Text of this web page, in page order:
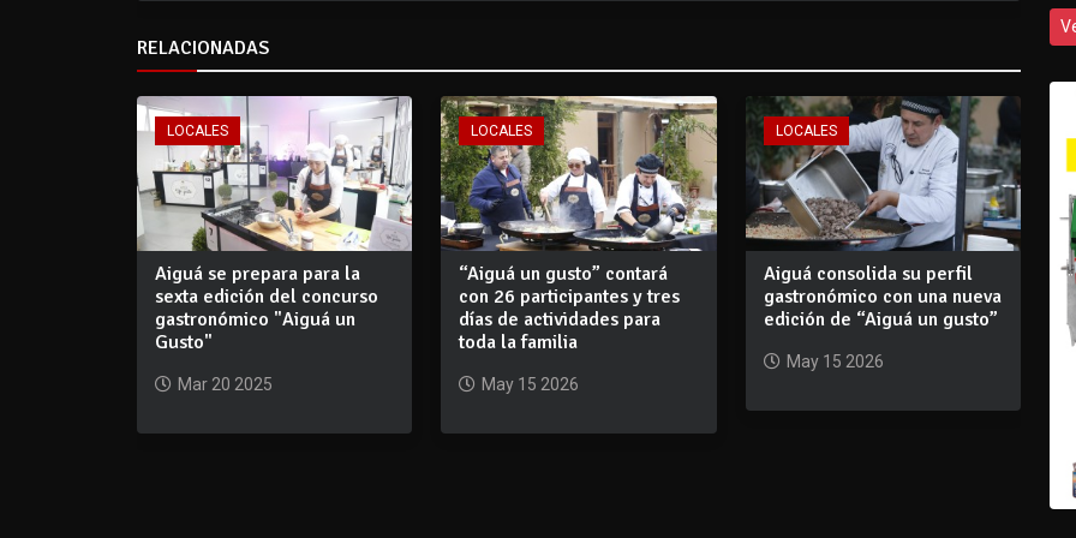
RELACIONADAS
LOCALES
Aiguá se prepara para la
sexta edición del concurso
gastronómico "Aiguá un
Gusto"
Mar 20 2025
LOCALES
“Aiguá un gusto” contará
con 26 participantes y tres
días de actividades para
toda la familia
May 15 2026
LOCALES
Aiguá consolida su perfil
gastronómico con una nueva
edición de “Aiguá un gusto”
May 15 2026